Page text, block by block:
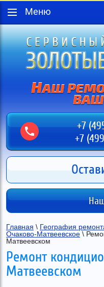
+7
+7
Меню
Главная \ География
Очаково-Матвеевское \
Матвеевском
Ремонт
Матвеевском